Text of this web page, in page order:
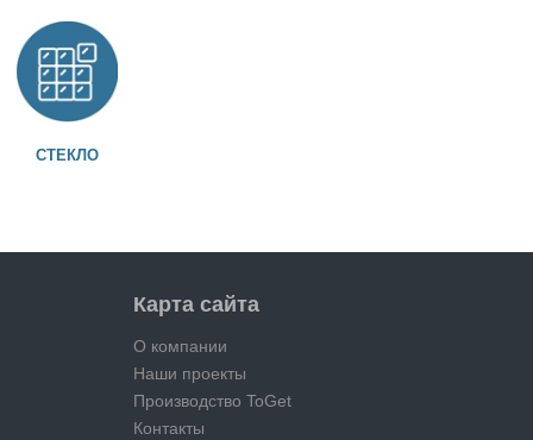
СТЕКЛО
Карта сайта
О компании
Наши проекты
Производство ToGet
Контакты